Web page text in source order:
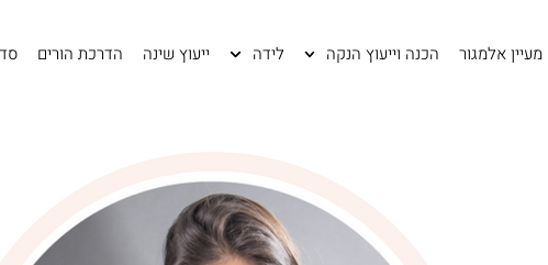
מעיין אלמגור הכנה וייעוץ הנקה לידה ייעוץ שינה הדרכת הורים